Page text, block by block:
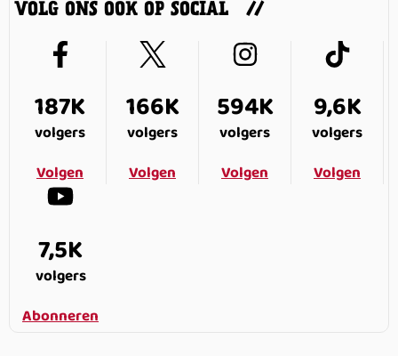
VOLG ONS OOK OP SOCIAL
187K
volgers
Volgen
166K
volgers
Volgen
594K
volgers
Volgen
9,6K
volgers
Volgen
7,5K
volgers
Abonneren